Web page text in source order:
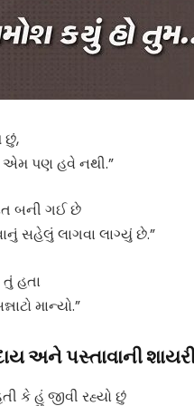
છું,
પણ હવે નથી.”
બની ગઈ છે
સહેલું લાગવા લાગ્યું છે.”
તું હતા
માન્યો.”
અને પસ્તાવાની
કે હું જીવી રહ્યો છું